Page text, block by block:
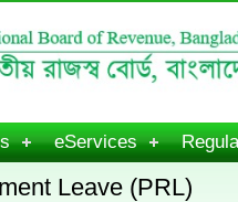
eServices
Leave (PRL)